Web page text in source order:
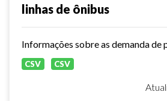
linhas de ônibus
CSV CSV